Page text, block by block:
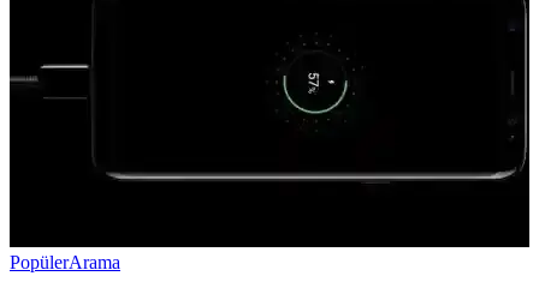
PopülerArama